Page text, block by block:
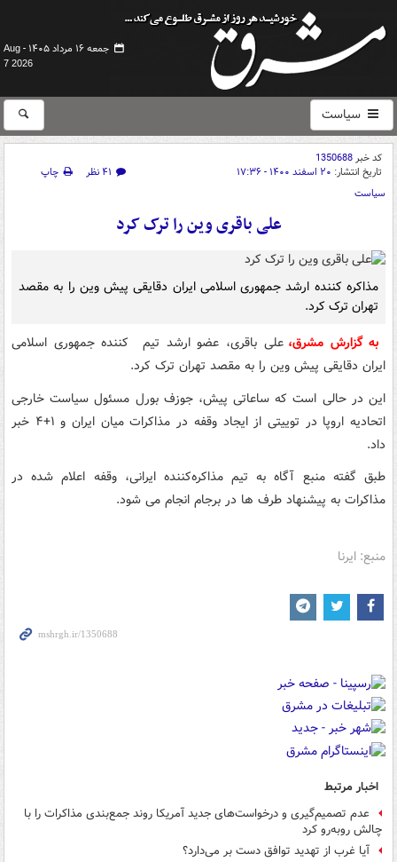
جمعه ۱۶ مرداد ۱۴۰۵ -
Aug
7 2026
سیاست
کد خبر1350688
تاریخ انتشار: ۲۰ اسفند ۱۴۰۰ - ۱۷:۳۶ ۴۱ نظر
چاپ
سیاست
علی باقری وین را ترک کرد
مذاکره کننده ارشد جمهوری اسلامی ایران دقایقی پیش وین را به مقصد
تهران ترک کرد.
به گزارش مشرق، علی باقری، عضو ارشد تیم کننده جمهوری اسلامی
ایران دقایقی پیش وین را به مقصد تهران ترک کرد.
این در حالی است که ساعاتی پیش، جوزف بورل مسئول سیاست خارجی
اتحادیه اروپا در توییتی از ایجاد وقفه در مذاکرات میان ایران و ۱+۴ خبر
داد.
طبق گفته منبع آگاه به تیم مذاکره‌کننده ایرانی، وقفه اعلام شده در
مذاکرات به پیشنهاد طرف ها در برجام انجام می شود.
منبع: ایرنا
اخبار مرتبط
عدم تصمیم‌گیری و درخواست‌های جدید آمریکا روند جمع‌بندی مذاکرات را با
چالش روبه‌رو کرد
آیا غرب از تهدید توافق دست بر می‌دارد؟